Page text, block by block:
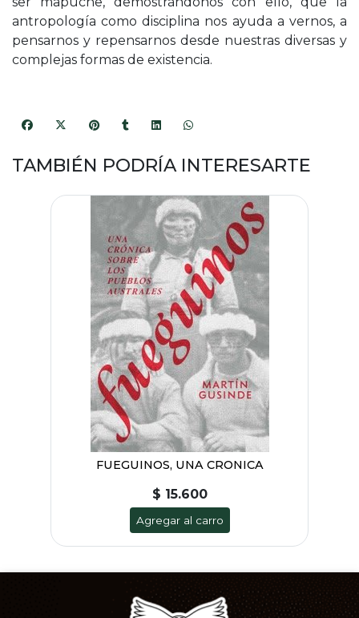
antropología como disciplina nos ayuda a vernos, a
pensarnos y repensarnos desde nuestras diversas y
complejas formas de existencia.
TAMBIÉN PODRÍA INTERESARTE
FUEGUINOS, UNA CRONICA
$ 15.600
Agregar al carro